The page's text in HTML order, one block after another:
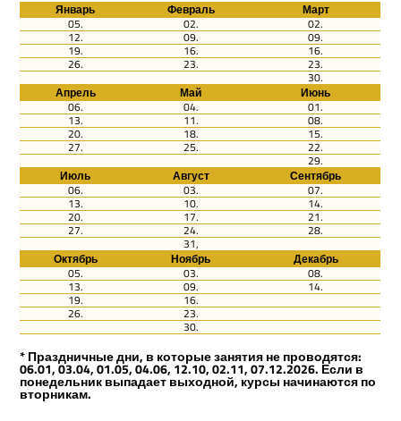
Январь Февраль
Март
05.
02. 02.
12. 09. 09.
19. 16. 16.
26. 23. 23.
30.
Апрель
Май
Июнь
06.
04. 01.
13. 11. 08.
20. 18. 15.
27. 25. 22.
29.
Июль
Август
Сентябрь
06.
03. 07.
13. 10. 14.
20. 17. 21.
27. 24. 28.
31,
Октябрь
Ноябрь
Декабрь
05.
03. 08.
13. 09. 14.
19. 16.
26. 23.
30.
* Праздничные дни, в которые занятия не проводятся:
06.01, 03.04, 01.05, 04.06, 12.10, 02.11, 07.12.2026. Если в
понедельник выпадает выходной, курсы начинаются по
вторникам.